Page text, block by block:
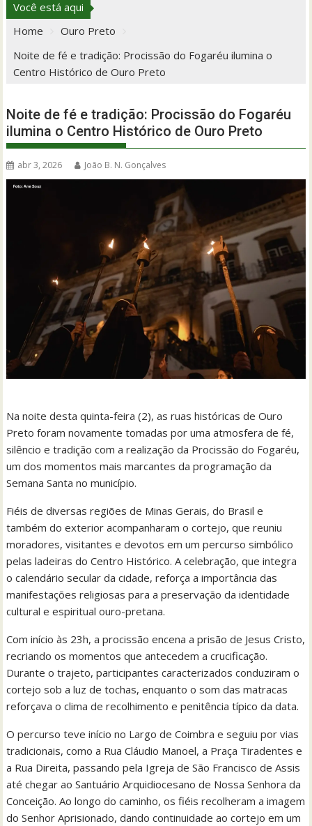
Você está aqui
Home
Ouro Preto
Noite de fé e tradição: Procissão do Fogaréu ilumina o
Centro Histórico de Ouro Preto
Noite de fé e tradição: Procissão do Fogaréu
ilumina o Centro Histórico de Ouro Preto
abr 3, 2026 João B. N. Gonçalves
Na noite desta quinta-feira (2), as ruas históricas de Ouro
Preto foram novamente tomadas por uma atmosfera de fé,
silêncio e tradição com a realização da Procissão do Fogaréu,
um dos momentos mais marcantes da programação da
Semana Santa no município.
Fiéis de diversas regiões de Minas Gerais, do Brasil e
também do exterior acompanharam o cortejo, que reuniu
moradores, visitantes e devotos em um percurso simbólico
pelas ladeiras do Centro Histórico. A celebração, que integra
o calendário secular da cidade, reforça a importância das
manifestações religiosas para a preservação da identidade
cultural e espiritual ouro-pretana.
Com início às 23h, a procissão encena a prisão de Jesus Cristo,
recriando os momentos que antecedem a crucificação.
Durante o trajeto, participantes caracterizados conduziram o
cortejo sob a luz de tochas, enquanto o som das matracas
reforçava o clima de recolhimento e penitência típico da data.
O percurso teve início no Largo de Coimbra e seguiu por vias
tradicionais, como a Rua Cláudio Manoel, a Praça Tiradentes e
a Rua Direita, passando pela Igreja de São Francisco de Assis
até chegar ao Santuário Arquidiocesano de Nossa Senhora da
Conceição. Ao longo do caminho, os fiéis recolheram a imagem
do Senhor Aprisionado, dando continuidade ao cortejo em um